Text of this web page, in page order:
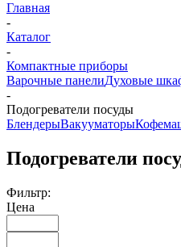
Главная
-
Каталог
-
Компактные приборы
Варочные панелиДуховые
-
Подогреватели посуды
БлендерыВакууматоры
Подогреватели
Фильтр:
Цена